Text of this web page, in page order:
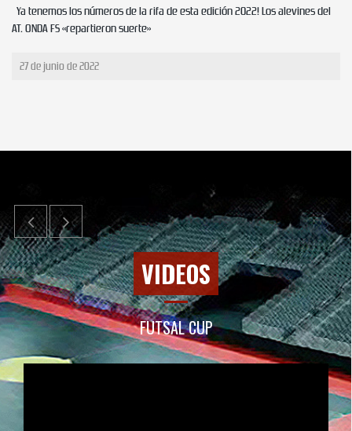
Ya tenemos los números de la rifa de esta edición 2022! Los alevines del
AT. ONDA FS «repartieron suerte»
27 de junio de 2022
VIDEOS
FUTSAL CUP